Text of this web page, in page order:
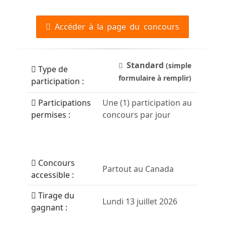
Accéder à la page du concours
Type de
participation :
Standard (simple
formulaire à remplir)
Participations
permises :
Une (1) participation au
concours par jour
Concours
accessible :
Partout au Canada
Tirage du
gagnant :
Lundi 13 juillet 2026